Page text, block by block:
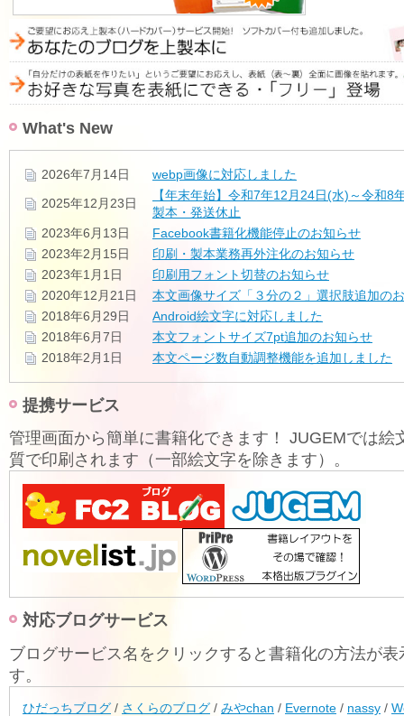
What's New
2026年7月14日
webp画像に対応しました
2025年12月23日
【年末年始】令和7年12月24日(水)～令和8
製本・発送休止
2023年6月13日
Facebook書籍化機能停止のお知らせ
2023年2月15日
印刷・製本業務再外注化のお知らせ
2023年1月1日
印刷用フォント切替のお知らせ
2020年12月21日
本文画像サイズ「３分の２」選択肢追加の
2018年6月29日
Android絵文字に対応しました
2018年6月7日
本文フォントサイズ7pt追加のお知らせ
2018年2月1日
本文ページ数自動調整機能を追加しました
提携サービス
管理画面から簡単に書籍化できます！ JUGEMでは絵
質で印刷されます（一部絵文字を除きます）。
対応ブログサービス
ブログサービス名をクリックすると書籍化の方法が表
す。
ひだっちブログ / さくらのブログ / みやchan / Evernote / nassy /